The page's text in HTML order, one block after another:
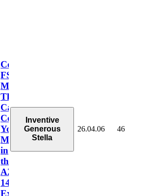
Common
FSLogix
Mistakes
That
Can
Cost
You
Marks
in
the
AZ-
140
Exam
Inventive
Generous
Stella
26.04.06 46